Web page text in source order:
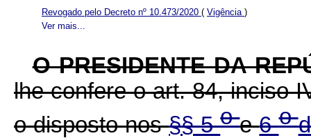
Ver mais...
Revogado pelo Decreto nº 10.473/2020 ( Vigência )
O PRESIDENTE DA
lhe confere o art. 84, inciso
o disposto nos§§ 5oe6o